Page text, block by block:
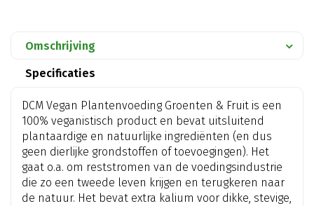
Omschrijving
Specificaties
DCM Vegan Plantenvoeding Groenten & Fruit is een
100% veganistisch product en bevat uitsluitend
plantaardige en natuurlijke ingrediënten (en dus
geen dierlijke grondstoffen of toevoegingen). Het
gaat o.a. om reststromen van de voedingsindustrie
die zo een tweede leven krijgen en terugkeren naar
de natuur. Het bevat extra kalium voor dikke, stevige,